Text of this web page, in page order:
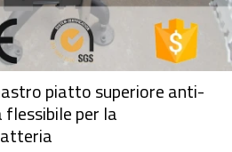
piatto superiore anti-
per la